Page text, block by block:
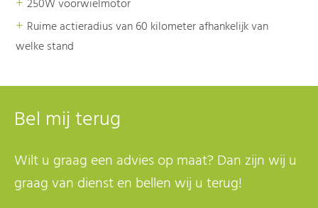
250W voorwielmotor
+ Ruime actieradius van 60 kilometer afhankelijk van
welke stand
Bel mij terug
Wilt u graag een advies op maat? Dan zijn wij u
graag van dienst en bellen wij u terug!